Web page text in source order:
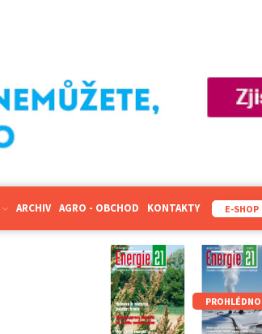
ARCHIV AGRO - OBCHOD KONTAKTY E-SHOP